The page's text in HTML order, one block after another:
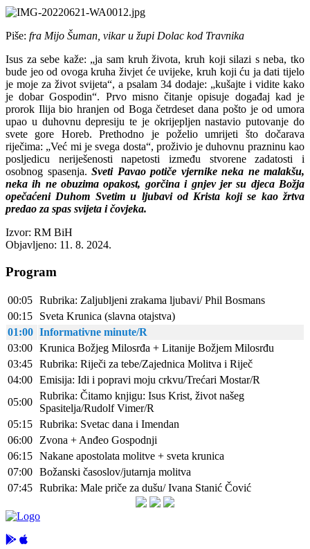
Piše: fra Mijo Šuman, vikar u župi Dolac kod Travnika
Isus za sebe kaže: „ja sam kruh života, kruh koji silazi s neba, tko
bude jeo od ovoga kruha živjet će uvijeke, kruh koji ću ja dati tijelo
je moje za život svijeta“, a psalam 34 dodaje: „kušajte i vidite kako
je dobar Gospodin“. Prvo misno čitanje opisuje događaj kad je
prorok Ilija bio hranjen od Boga četrdeset dana pošto je od umora
upao u duhovnu depresiju te je okrijepljen nastavio putovanje do
svete gore Horeb. Prethodno je poželio umrijeti što dočarava
riječima: „Već mi je svega dosta“, proživio je duhovnu prazninu kao
posljedicu neriješenosti napetosti između stvorene zadatosti i
osobnog spasenja. Sveti Pavao potiče vjernike neka ne malakšu,
neka ih ne obuzima opakost, gorčina i gnjev jer su djeca Božja
opečaćeni Duhom Svetim u ljubavi od Krista koji se kao žrtva
predao za spas svijeta i čovjeka.
Izvor: RM BiH
Objavljeno: 11. 8. 2024.
Program
00:05 Rubrika: Zaljubljeni zrakama ljubavi/ Phil Bosmans
00:15
Sveta Krunica (slavna otajstva)
01:00 Informativne minute/R
03:00 Krunica Božjeg Milosrđa + Litanije Božjem Milosrđu
03:45 Rubrika: Riječi za tebe/Zajednica Molitva i Riječ
04:00 Emisija: Idi i popravi moju crkvu/Trećari Mostar/R
05:00
Rubrika: Čitamo knjigu: Isus Krist, život našeg
Spasitelja/Rudolf Vimer/R
05:15 Rubrika: Svetac dana i Imendan
06:00
Zvona + Anđeo Gospodnji
06:15 Nakane apostolata molitve + sveta krunica
07:00 Božanski časoslov/jutarnja molitva
07:45 Rubrika: Male priče za dušu/ Ivana Stanić Čović